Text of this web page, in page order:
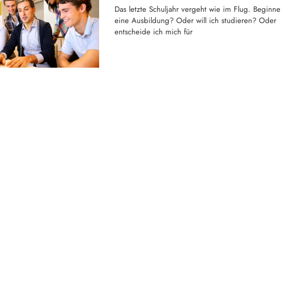
Das letzte Schuljahr vergeht wie im Flug. Beginne
eine Ausbildung? Oder will ich studieren? Oder
entscheide ich mich für